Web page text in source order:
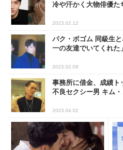
冷や汗かく大物俳優た
2023.02.12
パク・ボゴム 同級生
一の友達でいてくれた」
2023.02.09
事務所に借金、成績ト
不良セクシー男 キム
2023.04.02